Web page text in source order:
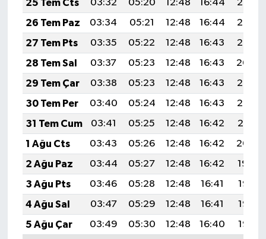
25 Tem Cts
03:32 05:20 12:48 16:44
20:07
26 Tem Paz
03:34 05:21 12:48 16:44
20:06
27 Tem Pts
03:35 05:22 12:48 16:43
20:05
28 Tem Sal
03:37 05:23 12:48 16:43
20:04
29 Tem Çar
03:38 05:23 12:48 16:43
20:03
30 Tem Per
03:40 05:24 12:48 16:43
20:02
31 Tem Cum
03:41 05:25 12:48 16:42
20:01
1 Ağu Cts
03:43 05:26 12:48 16:42
20:00
2 Ağu Paz
03:44 05:27 12:48 16:42
19:59
3 Ağu Pts
03:46 05:28 12:48 16:41
19:58
4 Ağu Sal
03:47 05:29 12:48 16:41
19:57
5 Ağu Çar
03:49 05:30 12:48 16:40
19:56